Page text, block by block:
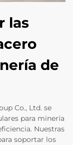
las
de
Co., Ltd. se
para minería
Nuestras
soportar los